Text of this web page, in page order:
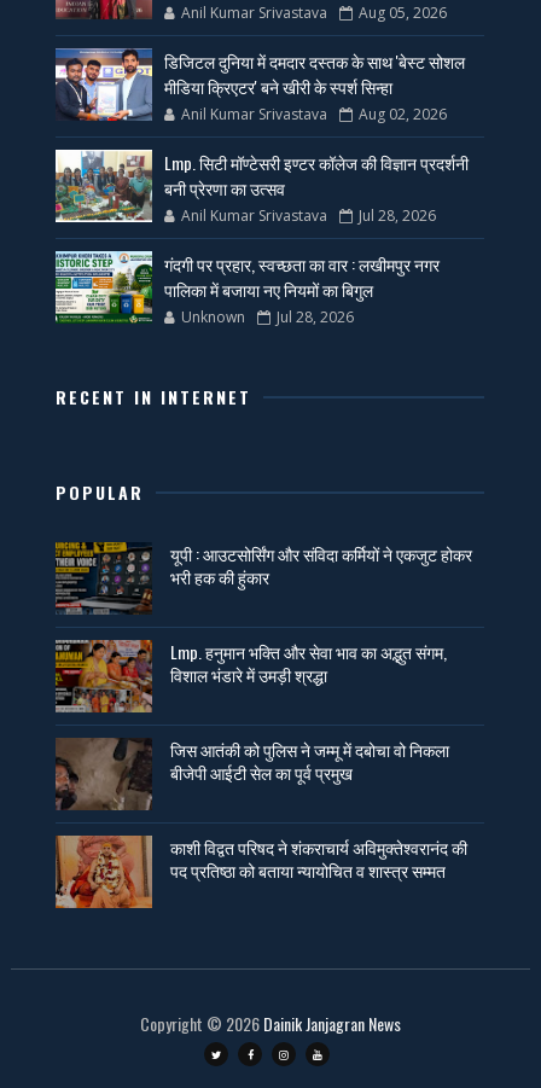
Anil Kumar Srivastava Aug 05, 2026
डिजिटल दुनिया में दमदार दस्तक के साथ 'बेस्ट सोशल
मीडिया क्रिएटर' बने खीरी के स्पर्श सिन्हा
Anil Kumar Srivastava Aug 02, 2026
Lmp. सिटी मॉण्टेसरी इण्टर कॉलेज की विज्ञान प्रदर्शनी
बनी प्रेरणा का उत्सव
Anil Kumar Srivastava Jul 28, 2026
गंदगी पर प्रहार, स्वच्छता का वार : लखीमपुर नगर
पालिका में बजाया नए नियमों का बिगुल
Unknown Jul 28, 2026
RECENT IN INTERNET
POPULAR
यूपी : आउटसोर्सिंग और संविदा कर्मियों ने एकजुट होकर
भरी हक की हुंकार
Lmp. हनुमान भक्ति और सेवा भाव का अद्भुत संगम,
विशाल भंडारे में उमड़ी श्रद्धा
जिस आतंकी को पुलिस ने जम्मू में दबोचा वो निकला
बीजेपी आईटी सेल का पूर्व प्रमुख
काशी विद्वत परिषद ने शंकराचार्य अविमुक्तेश्वरानंद की
पद प्रतिष्ठा को बताया न्यायोचित व शास्त्र सम्मत
Copyright © 2026Dainik Janjagran News